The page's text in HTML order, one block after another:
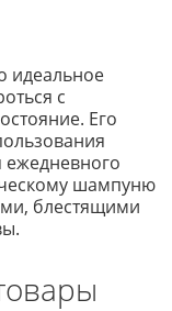
идеальное
с
Его
шампуню
блестящими